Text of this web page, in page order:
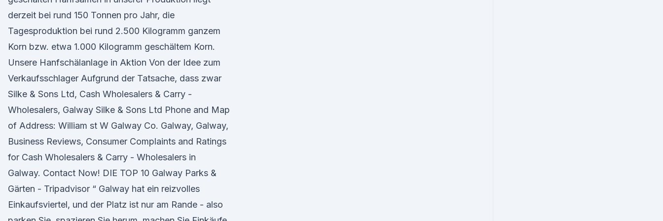
derzeit bei rund 150 Tonnen pro Jahr, die
Tagesproduktion bei rund 2.500 Kilogramm ganzem
Korn bzw. etwa 1.000 Kilogramm geschältem Korn.
Unsere Hanfschälanlage in Aktion Von der Idee zum
Verkaufsschlager Aufgrund der Tatsache, dass zwar
Silke & Sons Ltd, Cash Wholesalers & Carry -
Wholesalers, Galway Silke & Sons Ltd Phone and Map
of Address: William st W Galway Co. Galway, Galway,
Business Reviews, Consumer Complaints and Ratings
for Cash Wholesalers & Carry - Wholesalers in
Galway. Contact Now! DIE TOP 10 Galway Parks &
Gärten - Tripadvisor “ Galway hat ein reizvolles
Einkaufsviertel, und der Platz ist nur am Rande - also